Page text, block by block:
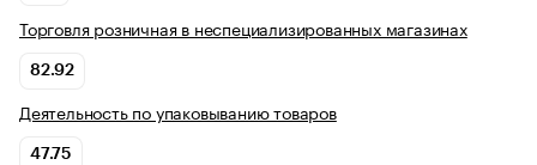
Торговля розничная в неспециализированных магазинах
82.92
Деятельность по упаковыванию товаров
47.75